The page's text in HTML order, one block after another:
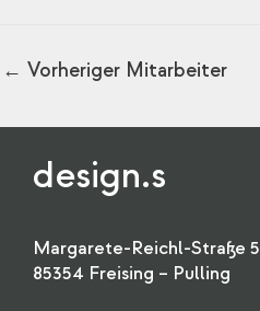
← Vorheriger Mitarbeiter
design.s
Margarete-Reichl-Straße 5
85354 Freising – Pulling